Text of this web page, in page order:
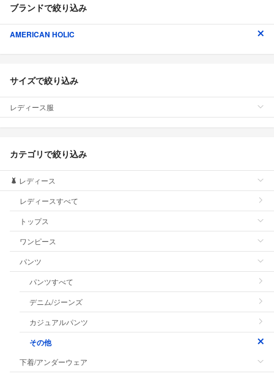
ブランドで絞り込み
AMERICAN HOLIC
サイズで絞り込み
レディース服
カテゴリで絞り込み
レディース
レディースすべて
トップス
ワンピース
パンツ
パンツすべて
デニム/ジーンズ
カジュアルパンツ
その他
下着/アンダーウェア